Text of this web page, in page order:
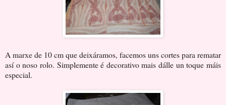
A marxe de 10 cm que deixáramos, facemos uns cortes para rematar
así o noso rolo. Simplemente é decorativo mais dálle un toque máis
especial.